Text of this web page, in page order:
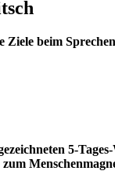
Ziele beim
5-